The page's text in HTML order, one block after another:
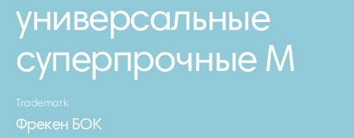
универсальные
суперпрочные М
Trademark
Фрекен БОК